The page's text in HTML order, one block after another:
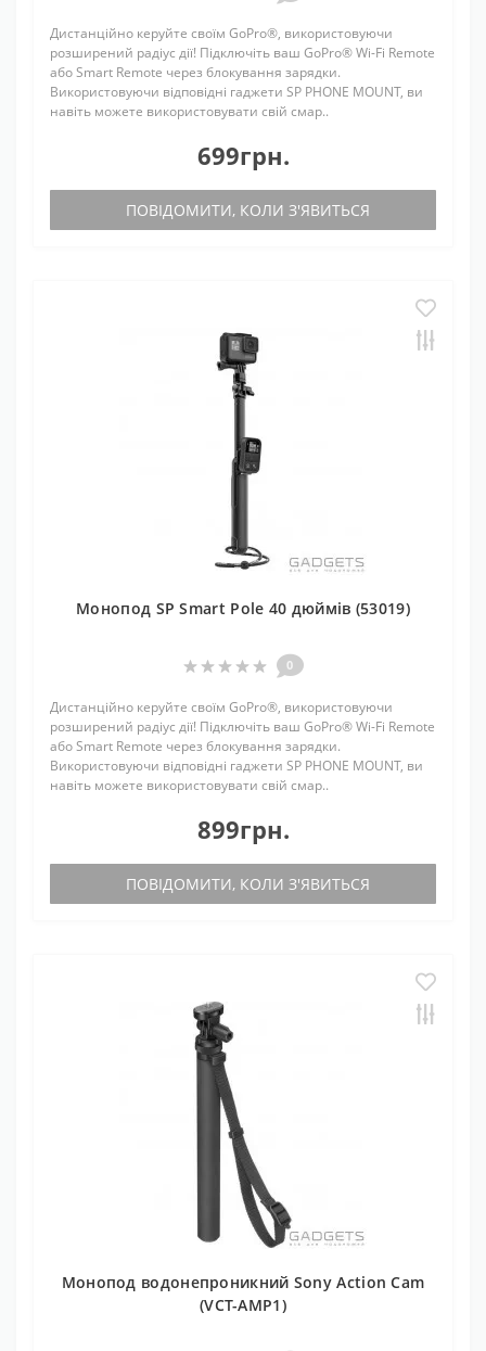
Дистанційно керуйте своїм GoPro®, використовуючи
розширений радіус дії! Підключіть ваш GoPro® Wi-Fi Remote
або Smart Remote через блокування зарядки.
Використовуючи відповідні гаджети SP PHONE MOUNT, ви
навіть можете використовувати свій смар..
699грн.
ПОВІДОМИТИ, КОЛИ З'ЯВИТЬСЯ
Монопод SP Smart Pole 40 дюймів (53019)
0
Дистанційно керуйте своїм GoPro®, використовуючи
розширений радіус дії! Підключіть ваш GoPro® Wi-Fi Remote
або Smart Remote через блокування зарядки.
Використовуючи відповідні гаджети SP PHONE MOUNT, ви
навіть можете використовувати свій смар..
899грн.
ПОВІДОМИТИ, КОЛИ З'ЯВИТЬСЯ
Монопод водонепроникний Sony Action Cam
(VCT-AMP1)